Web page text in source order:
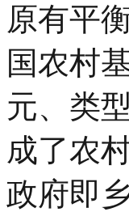
原有平
国农村
元、类
成了农
政府即